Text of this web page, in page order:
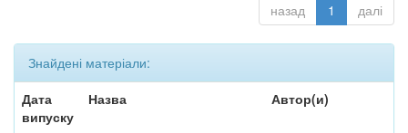
назад 1 далі
Знайдені матеріали:
Дата
випуску
Назва Автор(и)